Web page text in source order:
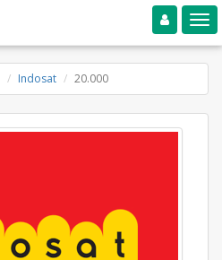
Toggle navigation
Indosat 20.000